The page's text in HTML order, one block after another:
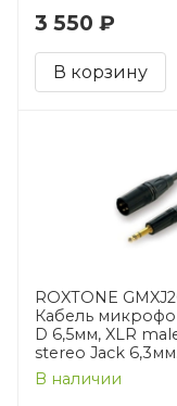
3 550 ₽
В корзину
ROXTONE
Кабель
D 6,5мм, XLR
stereo Jack
В наличии